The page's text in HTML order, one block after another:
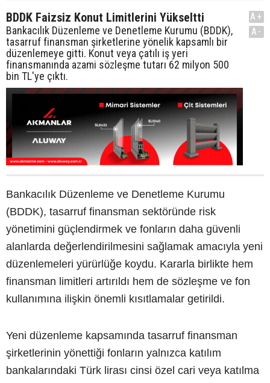
BDDK Faizsiz Konut Limitlerini Yükseltti
Bankacılık Düzenleme ve Denetleme Kurumu (BDDK),
tasarruf finansman şirketlerine yönelik kapsamlı bir
düzenlemeye gitti. Konut veya çatılı iş yeri
finansmanında azami sözleşme tutarı 62 milyon 500
bin TL'ye çıktı.
A+
A-
Bankacılık Düzenleme ve Denetleme Kurumu
(BDDK), tasarruf finansman sektöründe risk
yönetimini güçlendirmek ve fonların daha güvenli
alanlarda değerlendirilmesini sağlamak amacıyla yeni
düzenlemeleri yürürlüğe koydu. Kararla birlikte hem
finansman limitleri artırıldı hem de sözleşme ve fon
kullanımına ilişkin önemli kısıtlamalar getirildi.
Yeni düzenleme kapsamında tasarruf finansman
şirketlerinin yönettiği fonların yalnızca katılım
bankalarındaki Türk lirası cinsi özel cari veya katılma